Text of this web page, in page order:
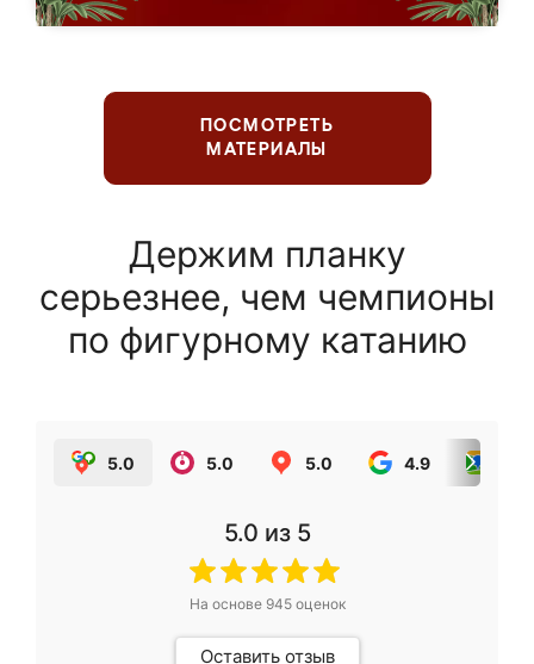
ПОСМОТРЕТЬ
МАТЕРИАЛЫ
Держим планку
серьезнее, чем чемпионы
по фигурному катанию
5.0 5.0 5.0 4.9
5.0 из 5
На основе 945оценок
Оставить отзыв